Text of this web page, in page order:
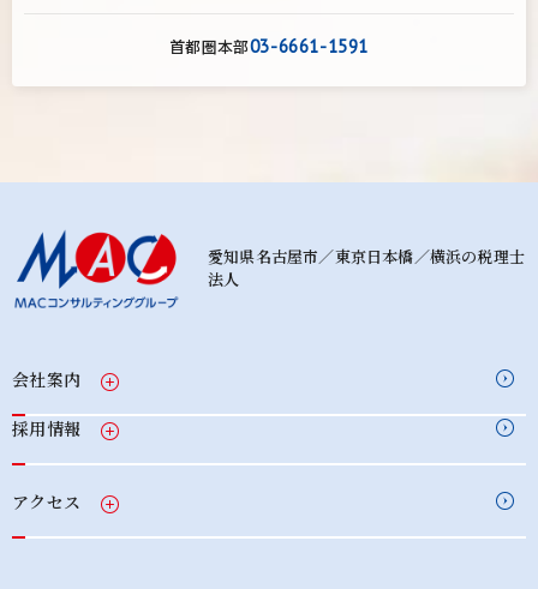
首都圏本部03-6661-1591
愛知県名古屋市／東京日本橋／横浜の税理士
法人
会社案内
採用情報
アクセス